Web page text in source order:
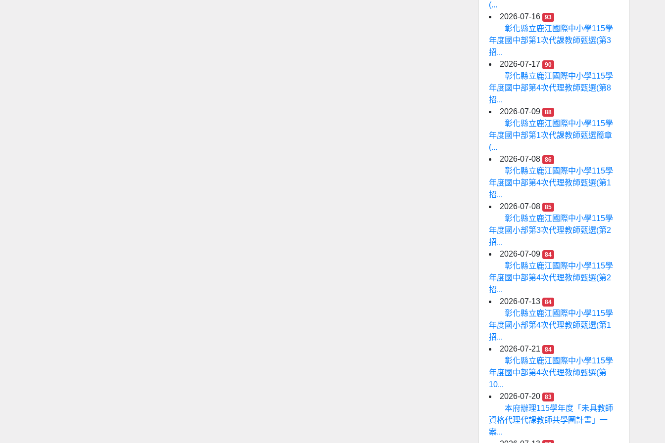
(...
2026-07-16
93
彰化縣立鹿江國際中小學115學
年度國中部第1次代課教師甄選(第3
招...
2026-07-17
90
彰化縣立鹿江國際中小學115學
年度國中部第4次代理教師甄選(第8
招...
2026-07-09
88
彰化縣立鹿江國際中小學115學
年度國中部第1次代課教師甄選簡章
(...
2026-07-08
86
彰化縣立鹿江國際中小學115學
年度國中部第4次代理教師甄選(第1
招...
2026-07-08
85
彰化縣立鹿江國際中小學115學
年度國小部第3次代理教師甄選(第2
招...
2026-07-09
84
彰化縣立鹿江國際中小學115學
年度國中部第4次代理教師甄選(第2
招...
2026-07-13
84
彰化縣立鹿江國際中小學115學
年度國小部第4次代理教師甄選(第1
招...
2026-07-21
84
彰化縣立鹿江國際中小學115學
年度國中部第4次代理教師甄選(第
10...
2026-07-20
83
本府辦理115學年度「未具教師
資格代理代課教師共學圈計畫」一
案...